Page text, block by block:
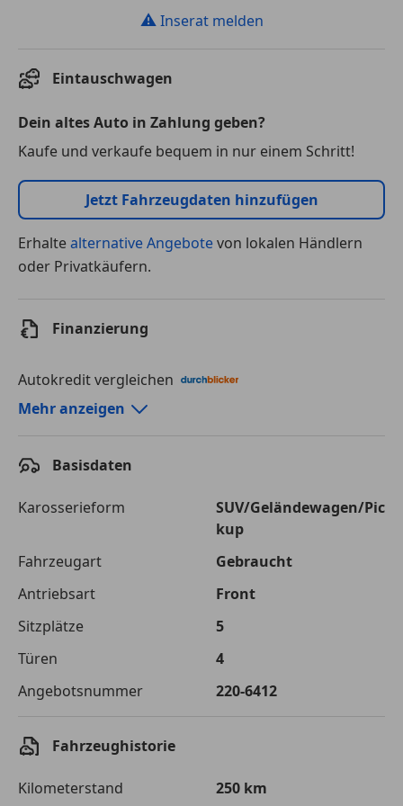
⚠ Inserat melden
Eintauschwagen
Dein altes Auto in Zahlung geben?
Kaufe und verkaufe bequem in nur einem Schritt!
Jetzt Fahrzeugdaten hinzufügen
Erhaltealternative Angebotevon lokalen Händlern
oder Privatkäufern.
Finanzierung
Autokredit vergleichen
Autokredit-Rechner von durchblicker.at
120 Monate
Kreditbetrag
€ 41 800,-
Gesamtbetrag
Einberechnete Gebühren
€ 0,-
Effektivzinsatz
Sollzinssatz
Monatliche Rate € 490,74
Mehr anzeigen
Basisdaten
Karosserieform
SUV/Geländewagen/Pic
kup
Fahrzeugart
Gebraucht
Antriebsart
Front
Sitzplätze
5
Türen
4
Angebotsnummer
220-6412
Fahrzeughistorie
Kilometerstand
250 km